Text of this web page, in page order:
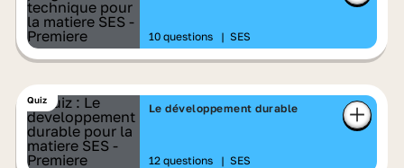
10 questions | SES
Quiz
Le développement durable
12 questions | SES